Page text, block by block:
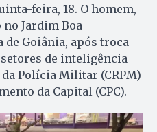
feira, 18. O homem,
Jardim Boa
de Goiânia, após troca
de inteligência
Polícia Militar (CRPM)
da Capital (CPC).